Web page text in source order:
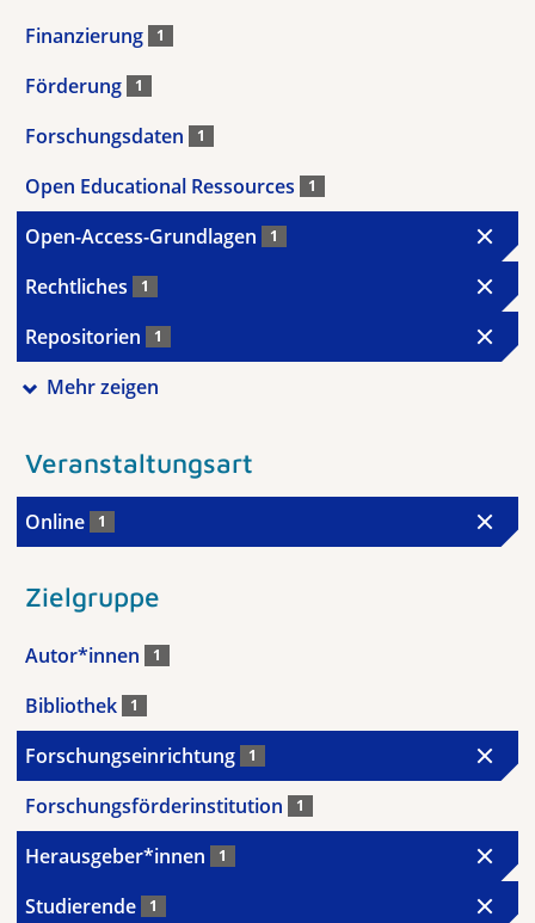
Finanzierung 1
Förderung 1
Forschungsdaten 1
Open Educational Ressources 1
Open-Access-Grundlagen 1
Rechtliches 1
Repositorien 1
Mehr zeigen
Veranstaltungsart
Online 1
Zielgruppe
Autor*innen 1
Bibliothek 1
Forschungseinrichtung 1
Forschungsförderinstitution 1
Herausgeber*innen 1
Studierende 1